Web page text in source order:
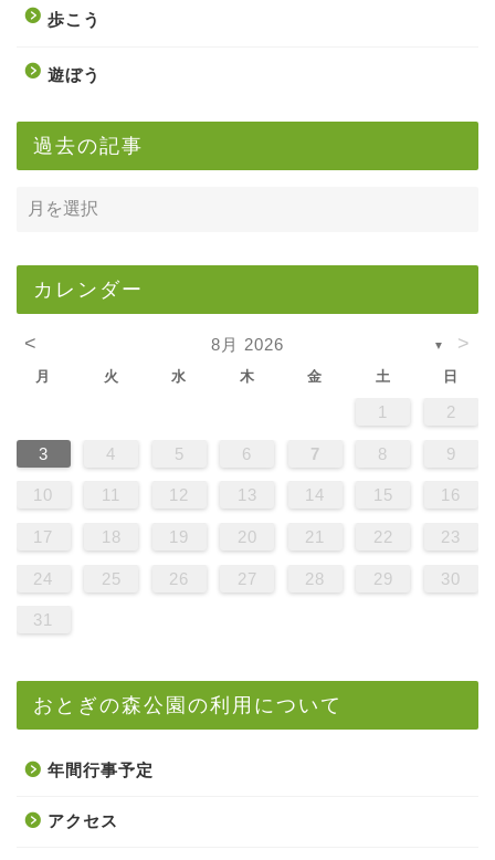
歩こう
遊ぼう
過去の記事
カレンダー
< 8月 2026 ▼ >
月 火 水 木 金 土 日
1 2
3 4 5 6 7 8 9
10 11 12 13 14 15 16
17 18 19 20 21 22 23
24 25 26 27 28 29 30
31
おとぎの森公園の利用について
年間行事予定
アクセス